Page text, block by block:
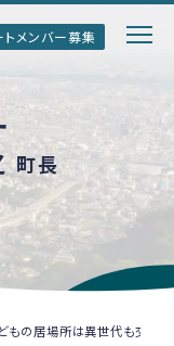
メンバー募集
町長
もの居場所は異世代も交流す